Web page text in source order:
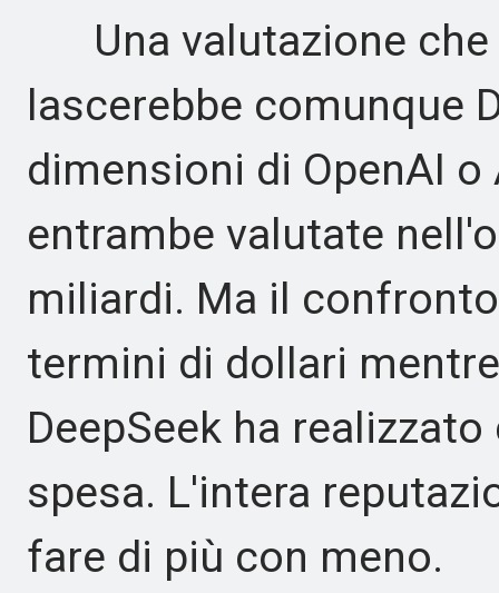
Una valutazione che
lascerebbe comunque
dimensioni di OpenAI
entrambe valutate
miliardi. Ma il
termini di dollari
DeepSeek ha
spesa. L'intera
fare di più con meno.